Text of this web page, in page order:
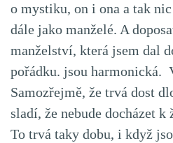
o mystiku, on i ona a tak
dále jako manželé. A
manželství, která jsem dal
pořádku. jsou harmonická.
Samozřejmě, že trvá dost
sladí, že nebude docházet
To trvá taky dobu, i když